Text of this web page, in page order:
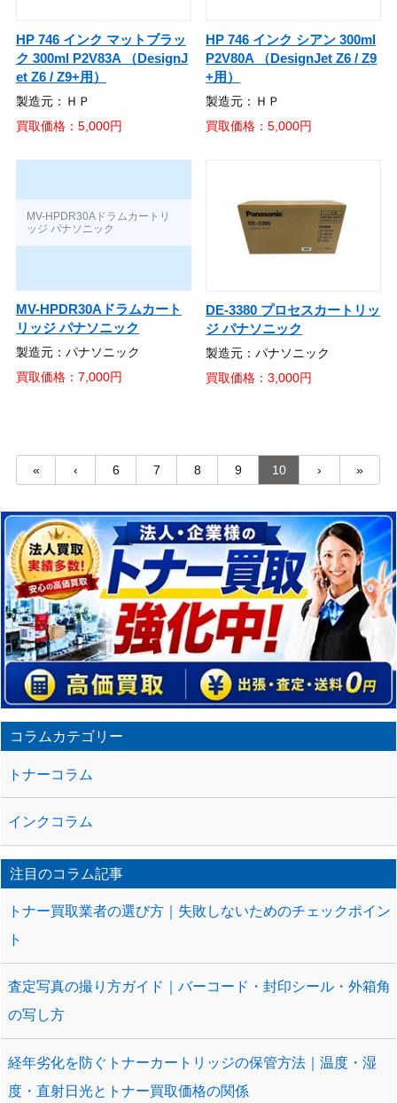
HP 746 インク マットブラッ
ク 300ml P2V83A （DesignJ
et Z6 / Z9+用）
製造元：ＨＰ
買取価格：5,000円
HP 746 インク シアン 300ml
P2V80A （DesignJet Z6 / Z9
+用）
製造元：ＨＰ
買取価格：5,000円
MV-HPDR30Aドラムカート
リッジ パナソニック
製造元：パナソニック
買取価格：7,000円
DE-3380 プロセスカートリッ
ジ パナソニック
製造元：パナソニック
買取価格：3,000円
« ‹ 6 7 8 9 10 › »
コラムカテゴリー
トナーコラム
インクコラム
注目のコラム記事
トナー買取業者の選び方｜失敗しないためのチェックポイン
ト
査定写真の撮り方ガイド｜バーコード・封印シール・外箱角
の写し方
経年劣化を防ぐトナーカートリッジの保管方法｜温度・湿
度・直射日光とトナー買取価格の関係